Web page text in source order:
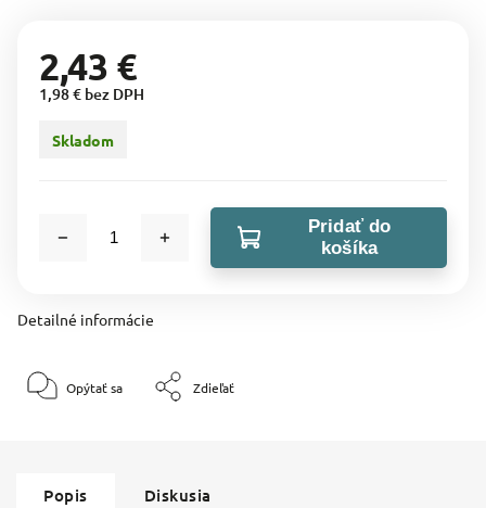
2,43 €
1,98 € bez DPH
Skladom
Pridať do
košíka
Detailné informácie
Opýtať sa Zdieľať
Popis Diskusia